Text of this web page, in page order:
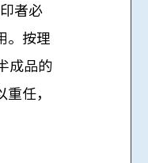
者必
。按理
成品的
任，